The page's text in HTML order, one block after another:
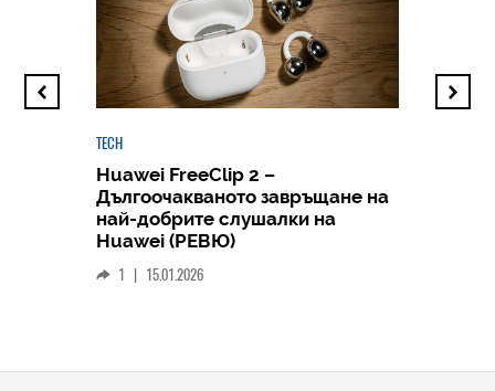
TECH
Huawei FreeClip 2 –
Дългоочакваното завръщане на
най-добрите слушалки на
Huawei (РЕВЮ)
1 | 15.01.2026